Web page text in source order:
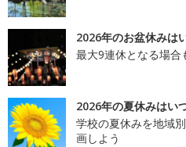
2026年のお盆休みは
最大9連休となる場合
2026年の夏休みはい
学校の夏休みを地域
画しよう